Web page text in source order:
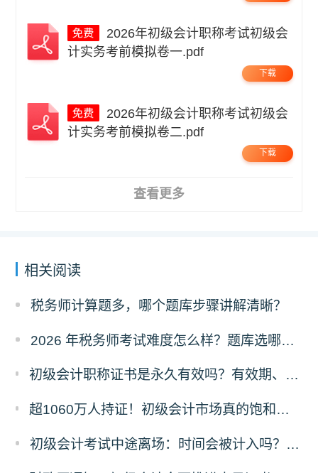
计实务考前模拟卷一.pdf
下载
计实务考前模拟卷二.pdf
下载
查看更多
相关阅读
税务师计算题多，哪个题库步骤讲解清晰？
2026 年税务师考试难度怎么样？题库选哪家的好？
初级会计职称证书是永久有效吗？有效期、领取时限及继续教育要求全解答
超1060万人持证！初级会计市场真的饱和了吗？含金量真相+2026备考攻略
初级会计考试中途离场：时间会被计入吗？规则与原因详解